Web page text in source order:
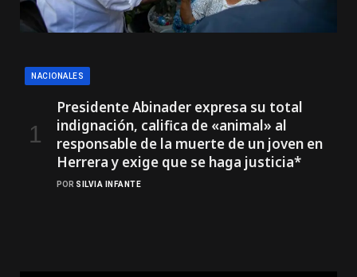
NACIONALES
Presidente Abinader expresa su total
indignación, califica de «animal» al
responsable de la muerte de un joven en
Herrera y exige que se haga justicia*
POR SILVIA INFANTE